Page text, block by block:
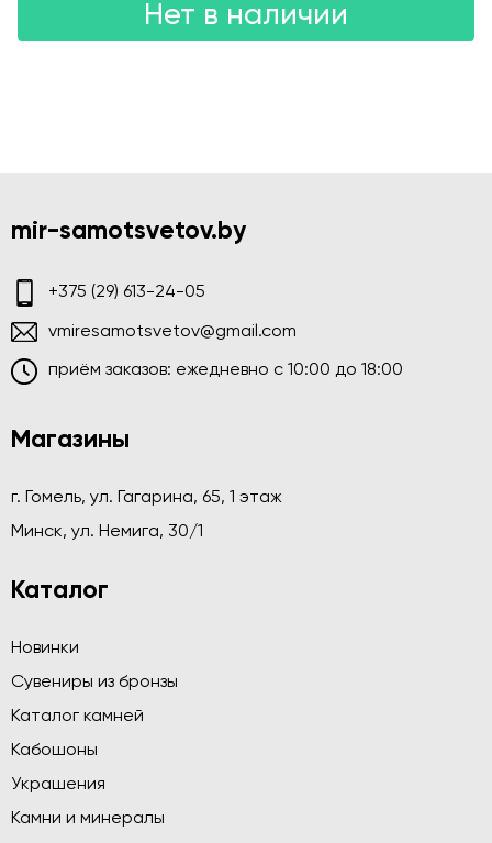
Нет в наличии
mir-samotsvetov.by
+375 (29) 613-24-05
vmiresamotsvetov@gmail.com
приём заказов: ежедневно c 10:00 до 18:00
Магазины
г. Гомель, ул. Гагарина, 65, 1 этаж
Минск, ул. Немига, 30/1
Каталог
Новинки
Сувениры из бронзы
Каталог камней
Кабошоны
Украшения
Камни и минералы